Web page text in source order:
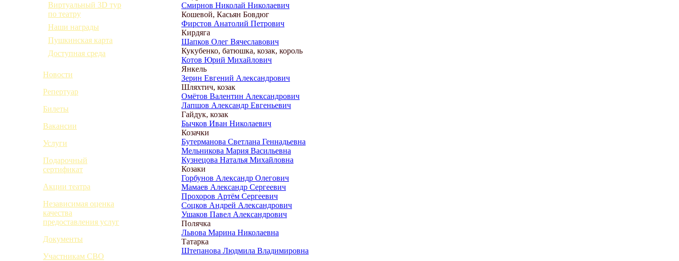
Виртуальный 3D тур
по театру
Наши награды
Пушкинская карта
Доступная среда
Новости
Репертуар
Билеты
Вакансии
Услуги
Подарочный
сертификат
Акции театра
Независимая оценка
качества
предоставления услуг
Документы
Участникам СВО
Смирнов Николай Николаевич
Кошевой, Касьян Бовдюг
Фирстов Анатолий Петрович
Кирдяга
Шапков Олег Вячеславович
Кукубенко, батюшка, козак, король
Котов Юрий Михайлович
Янкель
Зерин Евгений Александрович
Шляхтич, козак
Омётов Валентин Александрович
Лапшов Александр Евгеньевич
Гайдук, козак
Бычков Иван Николаевич
Козачки
Бутерманова Светлана Геннадьевна
Мельникова Мария Васильевна
Кузнецова Наталья Михайловна
Козаки
Горбунов Александр Олегович
Мамаев Александр Сергеевич
Прохоров Артём Сергеевич
Соцков Андрей Александрович
Ушаков Павел Александрович
Полячка
Львова Марина Николаевна
Татарка
Штепанова Людмила Владимировна